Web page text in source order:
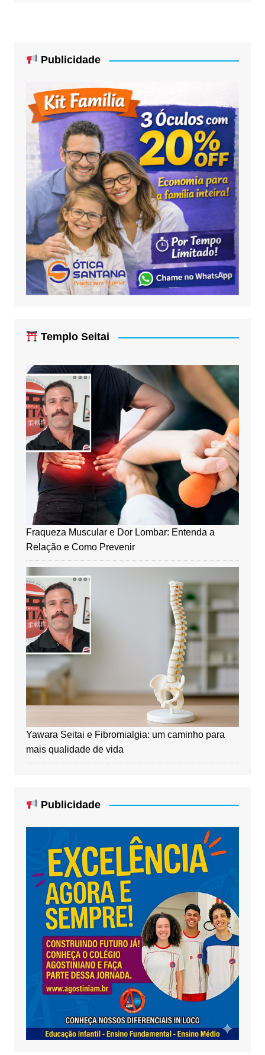
Publicidade
Templo Seitai
Fraqueza Muscular e Dor Lombar: Entenda a
Relação e Como Prevenir
Yawara Seitai e Fibromialgia: um caminho para
mais qualidade de vida
Publicidade